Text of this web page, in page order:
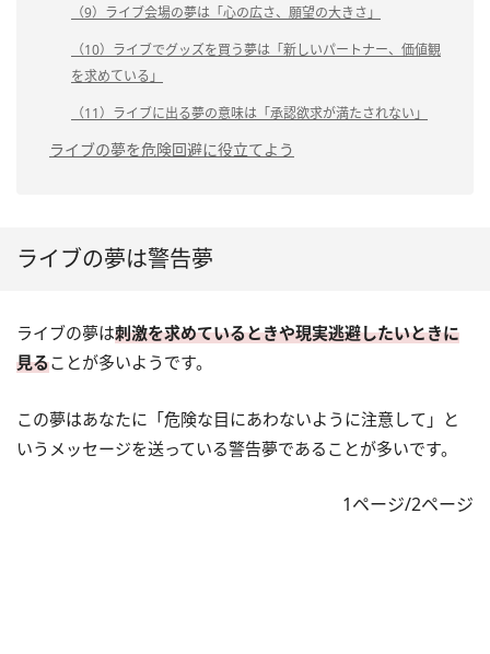
（9）ライブ会場の夢は「心の広さ、願望の大きさ」
（10）ライブでグッズを買う夢は「新しいパートナー、価値観
を求めている」
（11）ライブに出る夢の意味は「承認欲求が満たされない」
ライブの夢を危険回避に役立てよう
ライブの夢は警告夢
ライブの夢は刺激を求めているときや現実逃避したいときに
見ることが多いようです。
この夢はあなたに「危険な目にあわないように注意して」と
いうメッセージを送っている警告夢であることが多いです。
1ページ/2ページ